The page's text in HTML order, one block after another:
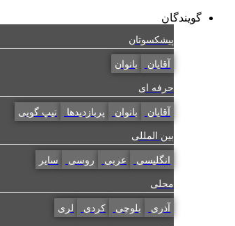
پرش
گویندگان
پیشکسوتان
آقایان بانوان
حرفه ای
آقایان بانوان پربازدیدها تیپ گویی
بین المللی
انگلیسی عربی روسی سایر
محلی
آذری بلوچی کردی لری